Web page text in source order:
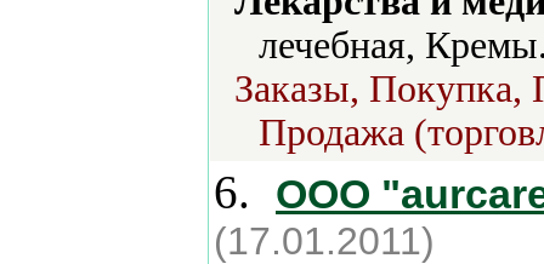
лечебная,
Заказы, Покупка,
Продажа
6. ООО
(17.01.2011)